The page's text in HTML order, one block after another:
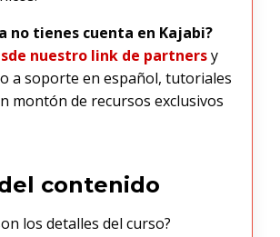
no tienes cuenta en Kajabi?
nuestro link de partnersy
a soporte en español, tutoriales
montón de recursos exclusivos
contenido
los detalles del curso?